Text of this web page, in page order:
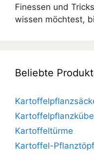
Finessen und
wissen möchtest,
Beliebte
Kartoffeltürme
Kartoffel-